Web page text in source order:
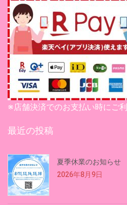
※店舗決済でのお支払い時にご利
最近の投稿
夏季休業のお知らせ
2026年8月9日